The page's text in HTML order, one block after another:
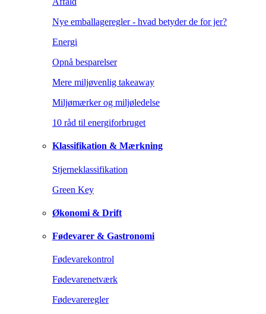
Nye emballageregler - hvad betyder de for jer?
Energi
Opnå besparelser
Mere miljøvenlig takeaway
Miljømærker og miljøledelse
10 råd til energiforbruget
Klassifikation & Mærkning
Stjerneklassifikation
Green Key
Økonomi & Drift
Fødevarer & Gastronomi
Fødevarekontrol
Fødevarenetværk
Fødevareregler